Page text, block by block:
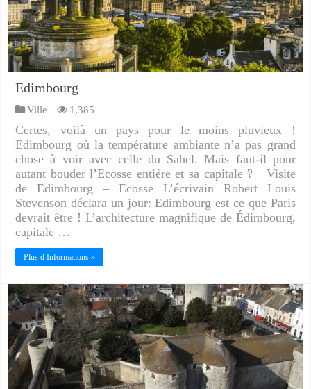
Edimbourg
Ville 1,385
Certes, voilà un pays pour le moins pluvieux !
Edimbourg où la température ambiante n’a pas grand
chose à voir avec celle du Sahel. Mais faut-il pour
autant bouder l’Ecosse entière et sa capitale ? Visite
de Edimbourg – Ecosse L’écrivain Robert Louis
Stevenson déclara un jour: Edimbourg est ce que Paris
devrait être ! L’architecture magnifique de Édimbourg,
capitale …
Plus d Informations »